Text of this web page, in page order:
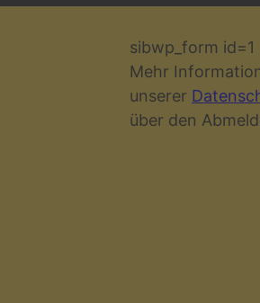
sibwp_form id=1
Mehr
unserer
über den